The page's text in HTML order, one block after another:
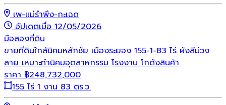
เพ-แม่รำพึง-กะเฉด
อัปเดตเมื่อ 12/05/2026
มือสองที่ดิน
ขายที่ดินใกล้นิคมหลักชัย เมืองระยอง 155-1-83 ไร่ ผังสีม่วง
ลาย เหมาะทำนิคมอุตสาหกรรม โรงงาน โกดังสินค้า
ราคา ฿248,732,000
155 ไร่ 1 งาน 83 ตร.ว.